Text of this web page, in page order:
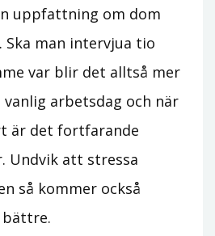
uppfattning om dom
Ska man intervjua tio
var blir det alltså mer
vanlig arbetsdag och när
är det fortfarande
Undvik att stressa
så kommer också